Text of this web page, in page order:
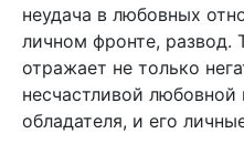
неудача в любовных
личном фронте, развод.
отражает не только
несчастливой
обладателя, и его